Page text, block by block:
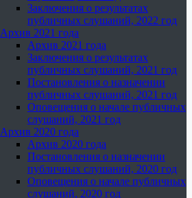
Заключения о результатах
публичных слушаний, 2022 год
Архив 2021 года
Архив 2021 года
Заключения о результатах
публичных слушаний, 2021 год
Постановления о назначении
публичных слушаний, 2021 год
Оповещения о начале публичных
слушаний, 2021 год
Архив 2020 года
Архив 2020 года
Постановления о назначении
публичных слушаний, 2020 год
Оповещения о начале публичных
слушаний, 2020 год